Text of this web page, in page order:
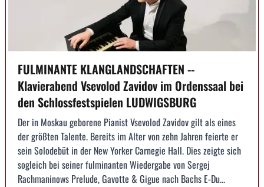
FULMINANTE KLANGLANDSCHAFTEN --
Klavierabend Vsevolod Zavidov im Ordenssaal bei
den Schlossfestspielen LUDWIGSBURG
Der in Moskau geborene Pianist Vsevolod Zavidov gilt als eines
der größten Talente. Bereits im Alter von zehn Jahren feierte er
sein Solodebüt in der New Yorker Carnegie Hall. Dies zeigte sich
sogleich bei seiner fulminanten Wiedergabe von Sergej
Rachmaninows Prelude, Gavotte & Gigue nach Bachs E-Du...